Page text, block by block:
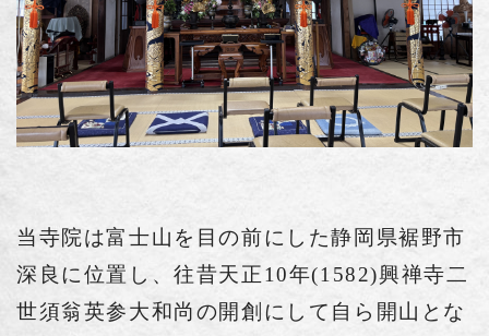
当寺院は富士山を目の前にした静岡県裾野市
深良に位置し、往昔天正10年(1582)興禅寺二
世須翁英参大和尚の開創にして自ら開山とな